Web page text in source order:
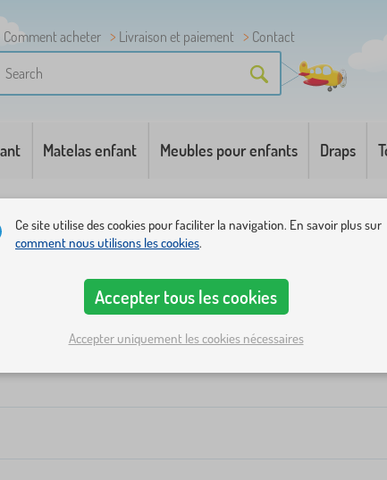
Comment acheter Livraison et paiement
Contact
Matelas enfant Meubles pour enfants Draps
Ce site utilise des cookies pour faciliter la navigation. En savoir plus sur
comment nous utilisons les cookies.
Accepter tous les cookies
Accepter uniquement les cookies nécessaires